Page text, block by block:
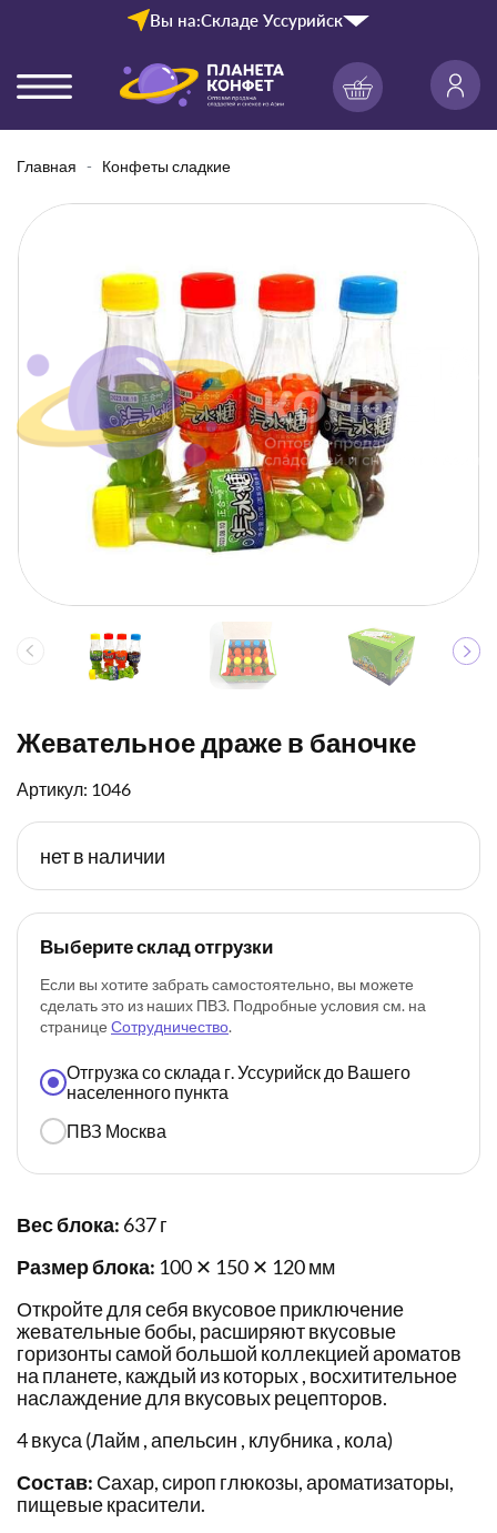
Вы на:Складе Уссурийск
Главная Конфеты сладкие
Жевательное драже в баночке
Артикул: 1046
нет в наличии
Выберите склад отгрузки
Если вы хотите забрать самостоятельно, вы можете
сделать это из наших ПВЗ. Подробные условия см. на
странице Сотрудничество.
Отгрузка со склада г. Уссурийск до Вашего
населенного пункта
ПВЗ Москва
Вес блока: 637 г
Размер блока: 100 ✕ 150 ✕ 120 мм
Откройте для себя вкусовое приключение
жевательные бобы, расширяют вкусовые
горизонты самой большой коллекцией ароматов
на планете, каждый из которых , восхитительное
наслаждение для вкусовых рецепторов.
4 вкуса (Лайм , апельсин , клубника , кола)
Состав: Сахар, сироп глюкозы, ароматизаторы,
пищевые красители.